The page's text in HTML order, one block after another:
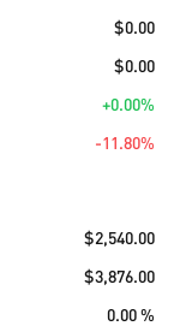
$0.00
$0.00
+0.00%
-11.80%
$2,540.00
$3,876.00
0.00 %